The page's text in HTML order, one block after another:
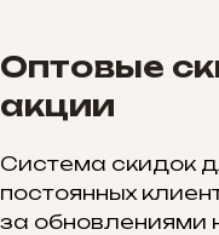
Оптовые
акции
Система скидок
постоянных
за обновлениями